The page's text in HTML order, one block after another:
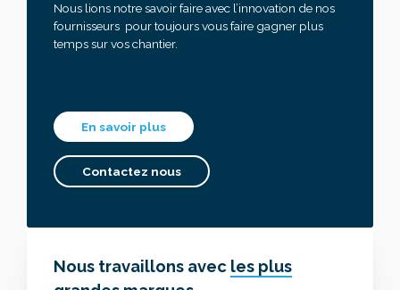
Nous lions notre savoir faire avec l’innovation de nos
fournisseurs pour toujours vous faire gagner plus
temps sur vos chantier.
En savoir plus
Contactez nous
Nous travaillons avec les plus